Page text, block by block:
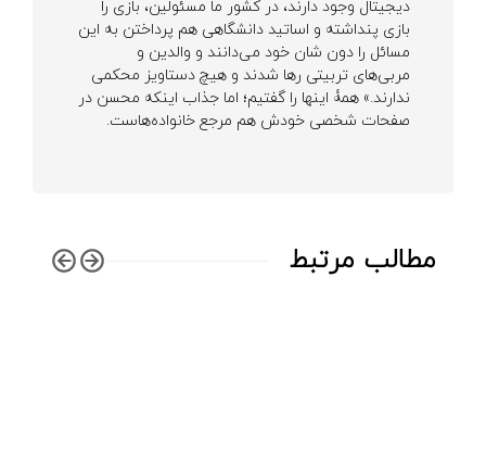
دیجیتال وجود دارند، در کشور ما مسئولین، بازی را
بازی پنداشته و اساتید دانشگاهی هم پرداختن به این
مسائل را دون شان خود می‌دانند و والدین و
مربی‌های تربیتی رها شدند و هیچ دستاویز محکمی
ندارند.» همۀ اینها را گفتیم؛ اما جذاب اینکه محسن در
صفحات شخصی خودش هم مرجع خانواده‌هاست.
مطالب مرتبط